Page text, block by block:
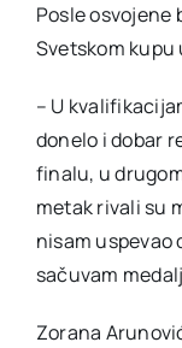
Posle osvojene
Svetskom kupu
– U
donelo i dobar
finalu, u
metak rivali su
nisam uspevao
sačuvam
Zorana